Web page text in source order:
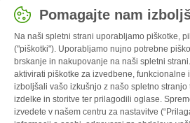
Slovenija / SI
Follow zooplus
Pomagajte nam
Na naši spletni strani uporabljamo piškotke,
("piškotki"). Uporabljamo nujno potrebne
brskanje in nakupovanje na naši spletni
aktivirati piškotke za izvedbene, funkcionalne
izboljšali vašo izkušnjo z našo spletno
izdelke in storitve ter prilagodili oglase.
izvedete v našem centru za nastavitve